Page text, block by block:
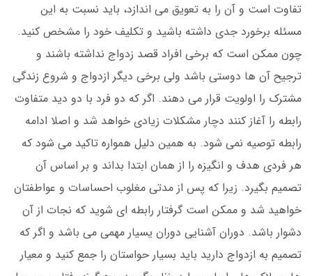
تفاوت است و آن را به تعویق می اندازد، باید نسبت به این
مسئله برخورد جدی داشته باشید و تکلیف خود را مشخص کنید.
چون ممکن است که برخی افراد قصد زدواج نداشته باشند و
ترجیح آن ها دوستی باشد ولی برخی دیگر ازدواج و شروع زندگی
مشترک را اولویت قرار می دهند. اگر که دو فرد با دو دید متفاوت
رابطه را آغاز کنند دچار مشکلات زیادی خواهد شد و اصلا ادامه
رابطه توصیه نمی شود. به همین دلیل همواره تاکید می شود که
هر فردی هدف و انگیزه را از همان ابتدا بداند و بر اساس آن
تصمیم بگیرد. زیرا که پس از مدتی مغلوب احساسات و عواطفتان
خواهید شد و ممکن است گرفتار رابطه ای شوید که نجات از آن
دشوار باشد. دوران آشنایی دوران یسیار مهمی می باشد و اگر که
تصمیم به ازدواج دارید باید بسیار حواستان را جمع کنید و معیار